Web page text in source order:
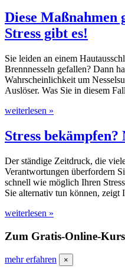
Diese Maßnahmen
Stress gibt es!
Sie leiden an einem
Brennnesseln gefallen? Dann
Wahrscheinlichkeit um
Auslöser. Was Sie in diesem
weiterlesen »
Stress
Der ständige Zeitdruck, die
Verantwortungen überfordern
schnell wie möglich Ihren
Sie alternativ tun können, zeigt
weiterlesen »
Zum Gratis-Online-Kurs
mehr erfahren ×